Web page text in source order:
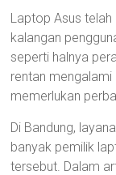
Laptop Asus
kalangan
seperti halnya
rentan
memerlukan
Di Bandung,
banyak pemilik
tersebut. Dalam